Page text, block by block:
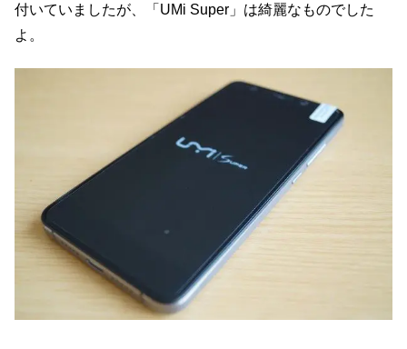
付いていましたが、「UMi Super」は綺麗なものでした
よ。